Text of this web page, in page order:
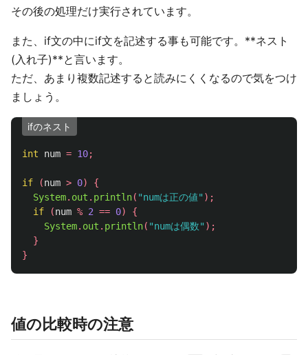
その後の処理だけ実行されています。
また、if文の中にif文を記述する事も可能です。**ネスト
(入れ子)**と言います。
ただ、あまり複数記述すると読みにくくなるので気をつけ
ましょう。
ifのネスト
int num = 10;
if (num > 0)
{
System. out . println( "numは正の値" );
if
(num % 2 == 0)
{
System. out . println( "numは偶数" );
}
}
値の比較時の注意